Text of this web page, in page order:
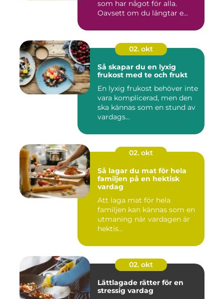
som har något för alla.
Oavsett om du längtar e...
02. okt
Så skapar du en lyxig
frukost med te och frukt
En lyxig frukost behöver inte
vara komplicerad, men den
ska kännas som en stund av
vardags...
02. okt
Så lagar du mat för hela
familjen på en hektisk
vardag
Att laga mat för hela
familjen kan kännas som en
utmaning när vardagen är
hektis...
02. okt
Lättlagade rätter för en
stressig vardag